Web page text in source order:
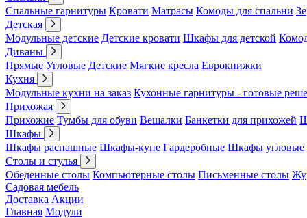
Спальные гарнитуры Кровати Матрасы Комоды для спальни
Детская
Модульные детские Детские кровати Шкафы для детской
Диваны
Прямые Угловые Детские Мягкие кресла Еврокнижки
Кухня
Модульные кухни на заказ Кухонные гарнитуры - готовые
Прихожая
Прихожие Тумбы для обуви Вешалки Банкетки для прихожей
Шкафы
Шкафы распашные Шкафы-купе Гардеробные Шкафы угловые
Столы и стулья
Обеденные столы Компьютерные столы Письменные столы
Садовая мебель
Доставка Акции
Главная Модули